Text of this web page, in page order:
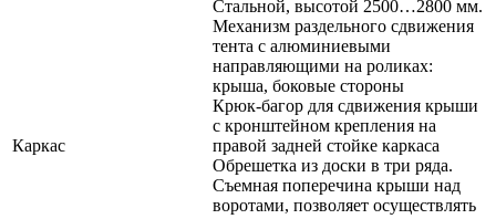
Каркас
Стальной, высотой 2500…2800 мм.
Механизм раздельного сдвижения
тента с алюминиевыми
направляющими на роликах:
крыша, боковые стороны
Крюк-багор для сдвижения крыши
с кронштейном крепления на
правой задней стойке каркаса
Обрешетка из доски в три ряда.
Съемная поперечина крыши над
воротами, позволяет осуществлять